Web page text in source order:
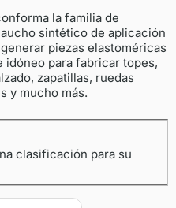
la familia de
sintético de aplicación
piezas elastoméricas
idóneo para fabricar topes,
zapatillas, ruedas
y mucho más.
clasificación para su